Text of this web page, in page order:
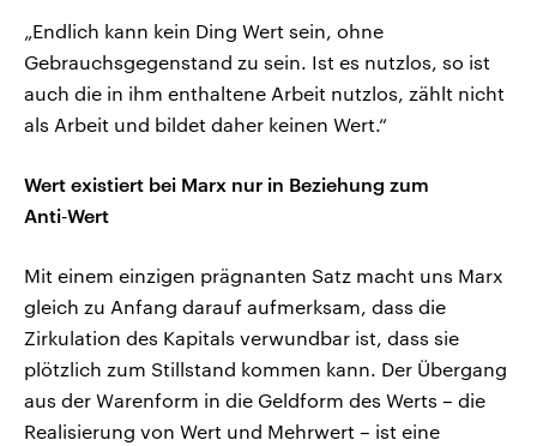
„Endlich kann kein Ding Wert sein, ohne
Gebrauchsgegenstand zu sein. Ist es nutzlos, so ist
auch die in ihm enthaltene Arbeit nutzlos, zählt nicht
als Arbeit und bildet daher keinen Wert.“
Wert existiert bei Marx nur in Beziehung zum
Anti‑Wert
Mit einem einzigen prägnanten Satz macht uns Marx
gleich zu Anfang darauf aufmerksam, dass die
Zirkulation des Kapitals verwundbar ist, dass sie
plötzlich zum Stillstand kommen kann. Der Übergang
aus der Warenform in die Geldform des Werts – die
Realisierung von Wert und Mehrwert – ist eine